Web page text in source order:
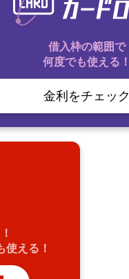
借入枠の範囲で
何度でも使える！
金利をチェック
使える！